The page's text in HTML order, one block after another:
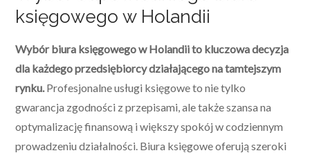
księgowego w Holandii
Wybór biura księgowego w Holandii to kluczowa decyzja
dla każdego przedsiębiorcy działającego na tamtejszym
rynku. Profesjonalne usługi księgowe to nie tylko
gwarancja zgodności z przepisami, ale także szansa na
optymalizację finansową i większy spokój w codziennym
prowadzeniu działalności. Biura księgowe oferują szeroki